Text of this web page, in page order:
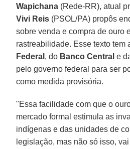
Wapichana (Rede-RR), atual
Vivi Reis (PSOL/PA) propôs
sobre venda e compra de ouro
rastreabilidade. Esse texto tem
Federal , do Banco Central e
pelo governo federal para ser
como medida provisória.
"Essa facilidade com que o
mercado formal estimula as
indígenas e das unidades de
legislação, mas não só isso,